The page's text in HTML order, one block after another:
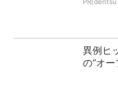
異例ヒ
の“オ